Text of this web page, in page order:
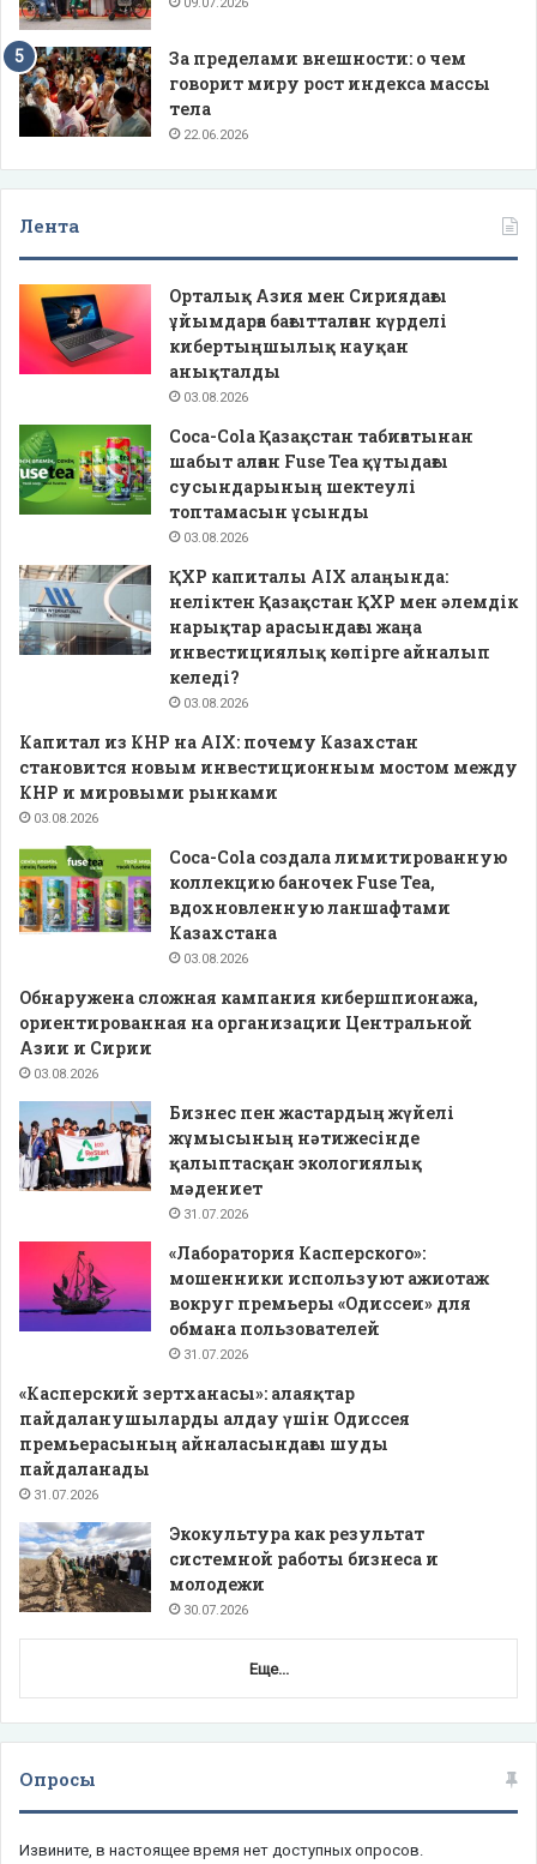
За пределами внешности: о чем
говорит миру рост индекса массы
тела
22.06.2026
Лента
Орталық Азия мен Сириядағы
ұйымдарға бағытталған күрделі
кибертыңшылық науқан
анықталды
03.08.2026
Coca-Cola Қазақстан табиғатынан
шабыт алған Fuse Tea құтыдағы
сусындарының шектеулі
топтамасын ұсынды
03.08.2026
ҚХР капиталы AIX алаңында:
неліктен Қазақстан ҚХР мен әлемдік
нарықтар арасындағы жаңа
инвестициялық көпірге айналып
келеді?
03.08.2026
Капитал из КНР на AIX: почему Казахстан
становится новым инвестиционным мостом между
КНР и мировыми рынками
03.08.2026
Coca-Cola создала лимитированную
коллекцию баночек Fuse Tea,
вдохновленную ланшафтами
Казахстана
03.08.2026
Обнаружена сложная кампания кибершпионажа,
ориентированная на организации Центральной
Азии и Сирии
03.08.2026
Бизнес пен жастардың жүйелі
жұмысының нәтижесінде
қалыптасқан экологиялық
мәдениет
31.07.2026
«Лаборатория Касперского»:
мошенники используют ажиотаж
вокруг премьеры «Одиссеи» для
обмана пользователей
31.07.2026
«Касперский зертханасы»: алаяқтар
пайдаланушыларды алдау үшін Одиссея
премьерасының айналасындағы шуды
пайдаланады
31.07.2026
Экокультура как результат
системной работы бизнеса и
молодежи
30.07.2026
Еще...
Опросы
Извините, в настоящее время нет доступных опросов.